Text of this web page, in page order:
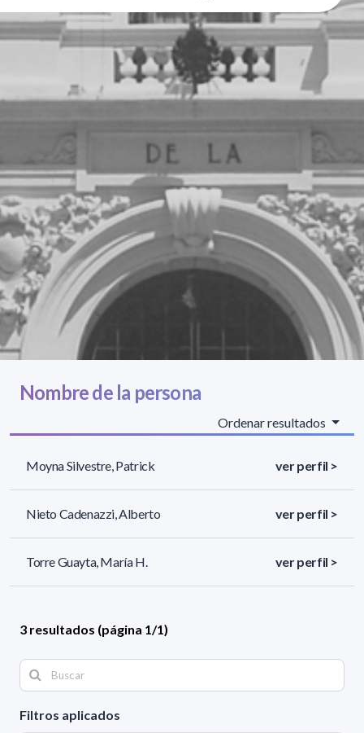
Filtros aplicados
Nombre de la persona
Ordenar resultados
Moyna Silvestre, Patrick ver perfil >
Nieto Cadenazzi, Alberto ver perfil >
Torre Guayta, María H. ver perfil >
3 resultados (página 1/1)